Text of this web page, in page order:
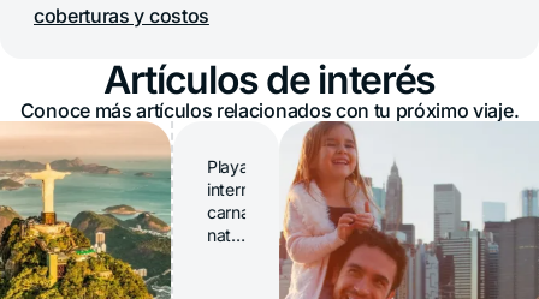
coberturas y costos
Artículos de interés
Conoce más artículos relacionados con tu próximo viaje.
Playas
interminables,
carnaval,
naturaleza
exuberante
y